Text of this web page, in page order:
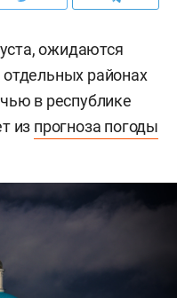
ожидаются
районах
в республике
из прогноза погоды